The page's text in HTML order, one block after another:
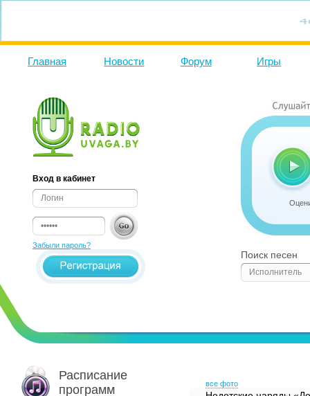
Главная Новости Форум Игры
Вход в кабинет
Забыли пароль?
Расписание
программ
Поиск песен
все фото